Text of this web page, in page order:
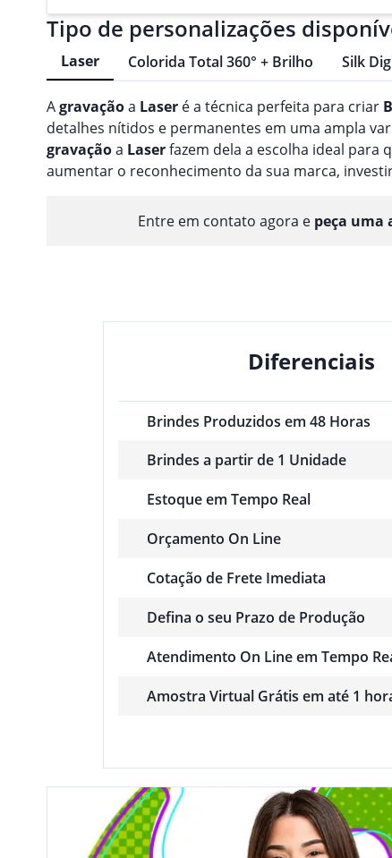
Tipo de personalizações
Laser Colorida Total 360° + Brilho Silk
Agravaçãoa Laser é a técnica perfeita para criar
detalhes nítidos e permanentes em uma ampla
gravaçãoa Laserfazem dela a escolha ideal para
aumentar o reconhecimento da sua marca,
Entre em contato agora e peça
Diferenciais
Brindes Produzidos em 48 Horas
Brindes a partir de 1 Unidade
Estoque em Tempo Real
Orçamento On Line
Cotação de Frete Imediata
Defina o seu Prazo de Produção
Atendimento On Line em Tempo
Amostra Virtual Grátis em até 1